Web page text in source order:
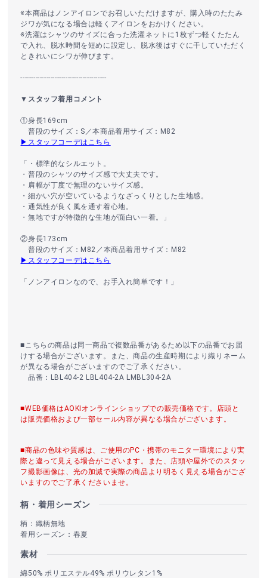
※本商品はノンアイロンでお召しいただけますが、購入時のたたみ
ジワが気になる場合は軽くアイロンをおかけください。
※洗濯はシャツのサイズに合った洗濯ネットに1枚ずつ軽くたたん
で入れ、脱水時間を短めに設定し、脱水後はすぐに干していただく
ときれいにシワが伸びます。
----------------------------------------
▼スタッフ着用コメント
①身長169cm
普段のサイズ：S／本商品着用サイズ：M82
▶スタッフコーデはこちら
「・標準的なシルエット。
・普段のシャツのサイズ感で大丈夫です。
・肩幅が丁度で無理のないサイズ感。
・細かい穴が空いているようなざっくりとした生地感。
・通気性が良く風を通す着心地。
・無地ですが特徴的な生地が面白い一着。」
②身長173cm
普段のサイズ：M82／本商品着用サイズ：M82
▶スタッフコーデはこちら
「ノンアイロンなので、お手入れ簡単です！」
■こちらの商品は同一商品で複数品番があるため以下の品番でお届
けする場合がございます。また、商品の生産時期により織りネーム
が異なる場合がございますのでご了承ください。
品番：LBL404-2 LBL404-2A LMBL304-2A
■WEB価格はAOKIオンラインショップでの販売価格です。店頭と
は販売価格および一部セール内容が異なる場合がございます。
■商品の色味や質感は、ご使用のPC・携帯のモニター環境により実
際と違って見える場合がございます。また、店頭や屋外でのスタッ
フ撮影画像は、光の加減で実際の商品より明るく見える場合がござ
いますのでご了承くださいませ。
柄・着用シーズン
柄：織柄無地
着用シーズン：春夏
素材
綿50% ポリエステル49% ポリウレタン1%